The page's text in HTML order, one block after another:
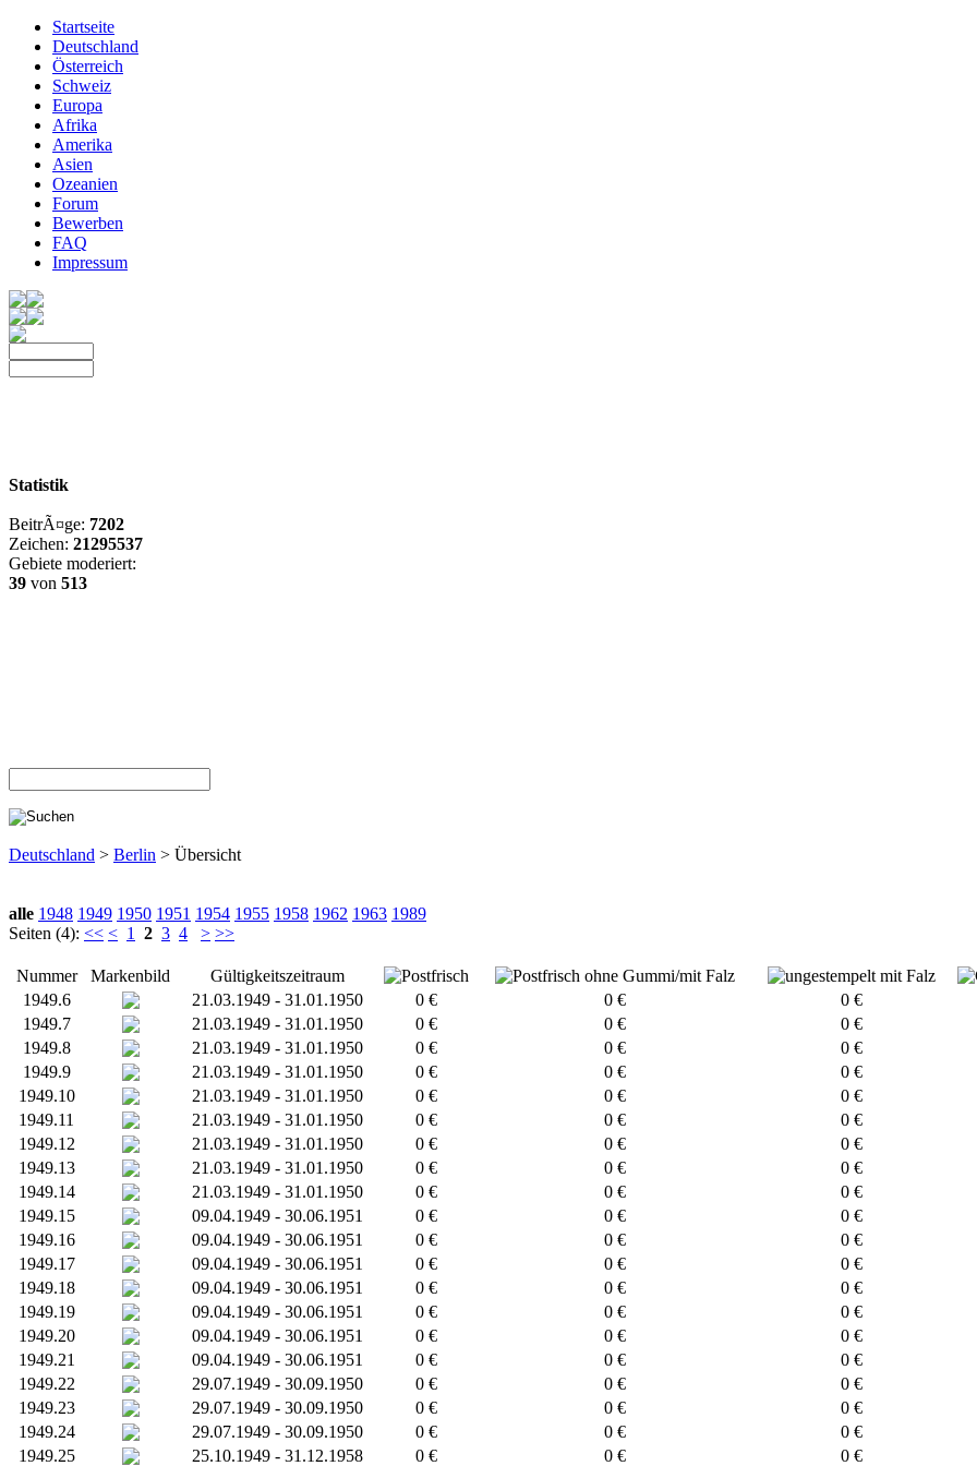
Startseite
Deutschland
Österreich
Schweiz
Europa
Afrika
Amerika
Asien
Ozeanien
Forum
Bewerben
FAQ
Impressum
Statistik
BeitrÃ¤ge: 7202
Zeichen: 21295537
Gebiete moderiert:
39 von 513
Deutschland > Berlin > Übersicht
alle 1948 1949 1950 1951 1954 1955 1958 1962 1963 1989
Seiten (4): << < 1 2 3 4 > >>
Nummer Markenbild Gültigkeitszeitraum
1949.6
21.03.1949 - 31.01.1950 0 € 0 € 0 €
1949.7
21.03.1949 - 31.01.1950 0 € 0 € 0 €
1949.8
21.03.1949 - 31.01.1950 0 € 0 € 0 €
1949.9
21.03.1949 - 31.01.1950 0 € 0 € 0 €
1949.10
21.03.1949 - 31.01.1950 0 € 0 € 0 €
1949.11
21.03.1949 - 31.01.1950 0 € 0 € 0 €
1949.12
21.03.1949 - 31.01.1950 0 € 0 € 0 €
1949.13
21.03.1949 - 31.01.1950 0 € 0 € 0 €
1949.14
21.03.1949 - 31.01.1950 0 € 0 € 0 €
1949.15
09.04.1949 - 30.06.1951 0 € 0 € 0 €
1949.16
09.04.1949 - 30.06.1951 0 € 0 € 0 €
1949.17
09.04.1949 - 30.06.1951 0 € 0 € 0 €
1949.18
09.04.1949 - 30.06.1951 0 € 0 € 0 €
1949.19
09.04.1949 - 30.06.1951 0 € 0 € 0 €
1949.20
09.04.1949 - 30.06.1951 0 € 0 € 0 €
1949.21
09.04.1949 - 30.06.1951 0 € 0 € 0 €
1949.22
29.07.1949 - 30.09.1950 0 € 0 € 0 €
1949.23
29.07.1949 - 30.09.1950 0 € 0 € 0 €
1949.24
29.07.1949 - 30.09.1950 0 € 0 € 0 €
1949.25
25.10.1949 - 31.12.1958 0 € 0 € 0 €